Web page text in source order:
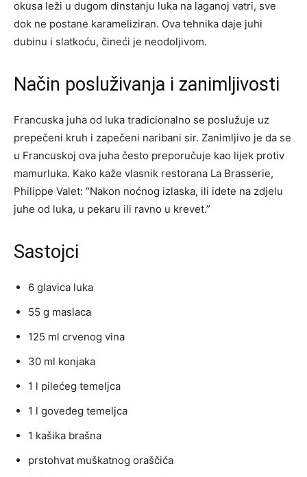
okusa leži u dugom dinstanju luka na laganoj vatri, sve
dok ne postane karameliziran. Ova tehnika daje juhi
dubinu i slatkoću, čineći je neodoljivom.
Način posluživanja i zanimljivosti
Francuska juha od luka tradicionalno se poslužuje uz
prepečeni kruh i zapečeni naribani sir. Zanimljivo je da se
u Francuskoj ova juha često preporučuje kao lijek protiv
mamurluka. Kako kaže vlasnik restorana La Brasserie,
Philippe Valet: “Nakon noćnog izlaska, ili idete na zdjelu
juhe od luka, u pekaru ili ravno u krevet.”
Sastojci
6 glavica luka
55 g maslaca
125 ml crvenog vina
30 ml konjaka
1 l pilećeg temeljca
1 l goveđeg temeljca
1 kašika brašna
prstohvat muškatnog oraščića